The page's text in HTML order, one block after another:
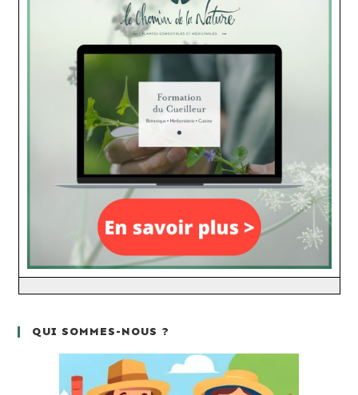
QUI SOMMES-NOUS ?